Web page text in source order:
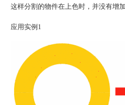
这样分割的物件在上色时，并没有增加
应用实例1